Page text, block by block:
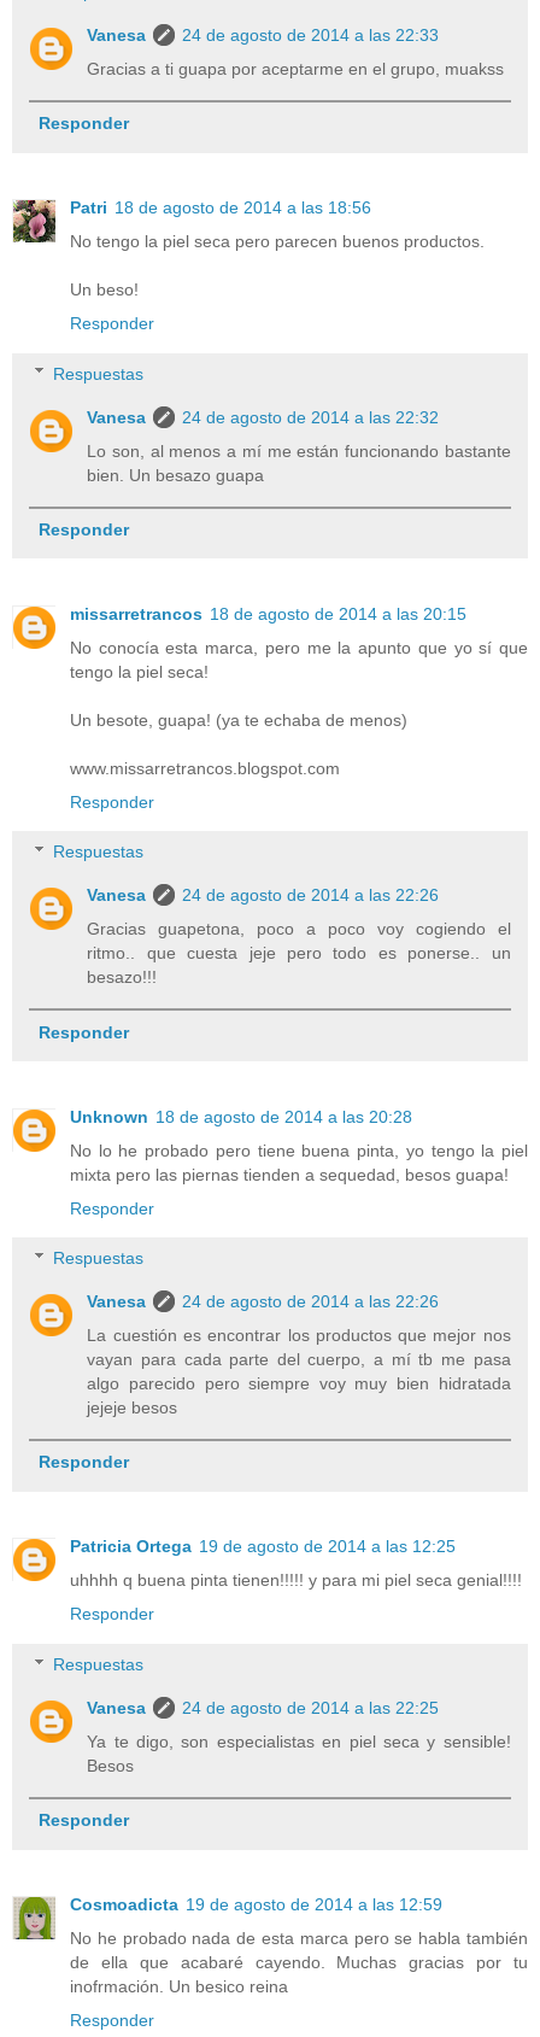
Vanesa
24 de agosto de 2014 a las 22:33
Gracias a ti guapa por aceptarme en el grupo, muakss
Responder
Patri 18 de agosto de 2014 a las 18:56
No tengo la piel seca pero parecen buenos productos.
Un beso!
Responder
Respuestas
Vanesa
24 de agosto de 2014 a las 22:32
Lo son, al menos a mí me están funcionando bastante
bien. Un besazo guapa
Responder
missarretrancos 18 de agosto de 2014 a las 20:15
No conocía esta marca, pero me la apunto que yo sí que
tengo la piel seca!
Un besote, guapa! (ya te echaba de menos)
www.missarretrancos.blogspot.com
Responder
Respuestas
Vanesa
24 de agosto de 2014 a las 22:26
Gracias guapetona, poco a poco voy cogiendo el
ritmo.. que cuesta jeje pero todo es ponerse.. un
besazo!!!
Responder
Unknown 18 de agosto de 2014 a las 20:28
No lo he probado pero tiene buena pinta, yo tengo la piel
mixta pero las piernas tienden a sequedad, besos guapa!
Responder
Respuestas
Vanesa
24 de agosto de 2014 a las 22:26
La cuestión es encontrar los productos que mejor nos
vayan para cada parte del cuerpo, a mí tb me pasa
algo parecido pero siempre voy muy bien hidratada
jejeje besos
Responder
Patricia Ortega 19 de agosto de 2014 a las 12:25
uhhhh q buena pinta tienen!!!!! y para mi piel seca genial!!!!
Responder
Respuestas
Vanesa
24 de agosto de 2014 a las 22:25
Ya te digo, son especialistas en piel seca y sensible!
Besos
Responder
Cosmoadicta 19 de agosto de 2014 a las 12:59
No he probado nada de esta marca pero se habla también
de ella que acabaré cayendo. Muchas gracias por tu
inofrmación. Un besico reina
Responder